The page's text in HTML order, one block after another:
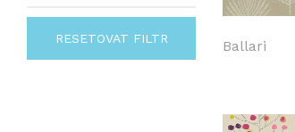
RESETOVAT FILTR Ballari